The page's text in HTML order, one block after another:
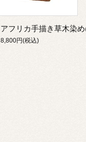
8,800円(税込)